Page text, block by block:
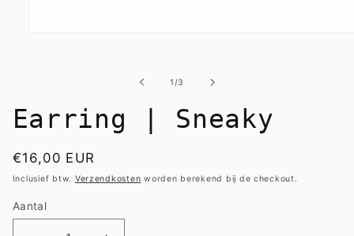
1/van
3
Earring | Sneaky
Normale
prijs
€16,00 EUR
Inclusief btw. Verzendkosten worden berekend bij de checkout.
Aantal